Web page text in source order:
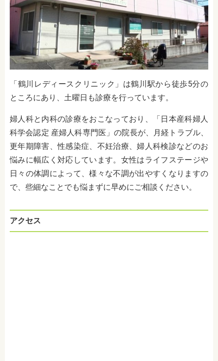
「鶴川レディースクリニック」は鶴川駅から徒歩5分の
ところにあり、土曜日も診療を行っています。
婦人科と内科の診療をおこなっており、「日本産科婦人
科学会認定 産婦人科専門医」の院長が、月経トラブル、
更年期障害、性感染症、不妊治療、婦人科検診などのお
悩みに幅広く対応しています。女性はライフステージや
日々の体調によって、様々な不調が出やすくなりますの
で、些細なことでも悩まずに早めにご相談ください。
アクセス